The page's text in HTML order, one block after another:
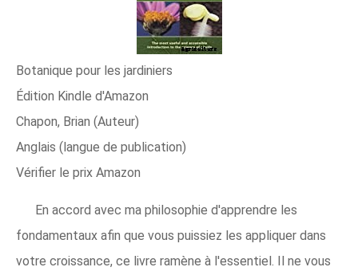
Botanique pour les jardiniers
Édition Kindle d'Amazon
Chapon, Brian (Auteur)
Anglais (langue de publication)
Vérifier le prix Amazon
En accord avec ma philosophie d'apprendre les
fondamentaux afin que vous puissiez les appliquer dans
votre croissance, ce livre ramène à l'essentiel. Il ne vous